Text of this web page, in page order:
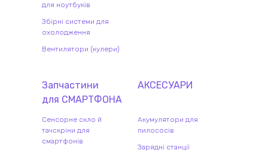
для ноутбуків
Збірні системи для
охолодження
Вентилятори (кулери)
Запчастини
для СМАРТФОНА
Сенсорне скло й
тачскріни для
смартфонів
АКСЕСУАРИ
Акумулятори для
пилососів
Зарядні станції